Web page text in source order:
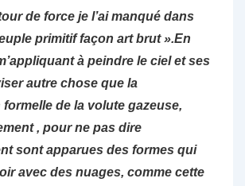
de force je l’ai manqué dans
primitif façon art brut ».En
à peindre le ciel et ses
autre chose que la
de la volute gazeuse,
, pour ne pas dire
sont apparues des formes qui
avec des nuages, comme cette